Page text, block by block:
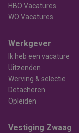
HBO Vacatures
WO Vacatures
Werkgever
Ik heb een vacature
Uitzenden
Werving & selectie
Detacheren
Opleiden
Vestiging Zwaag